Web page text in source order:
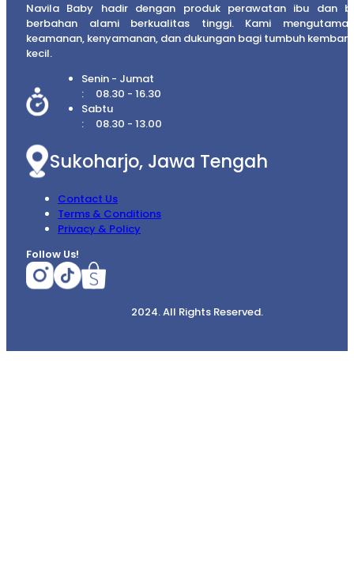
Navila Baby hadir dengan produk perawatan ibu dan
berbahan alami berkualitas tinggi. Kami
keamanan, kenyamanan, dan dukungan bagi tumbuh
kecil.
Senin - Jumat
08.30 - 16.30
Sabtu
08.30 - 13.00
Sukoharjo, Jawa Tengah
Contact Us
Terms & Conditions
Privacy & Policy
Follow Us!
2024. All Rights Reserved.